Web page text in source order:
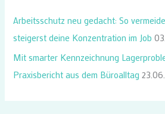
n
a
c
h
Arbeitsschutz neu gedacht: So
steigerst deine Konzentration im Job
Mit smarter Kennzeichnung
Praxisbericht aus dem Büroalltag